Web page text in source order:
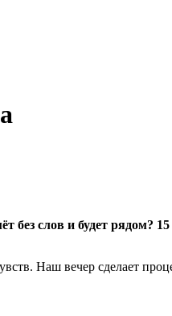
без слов и будет рядом?
Наш вечер сделает